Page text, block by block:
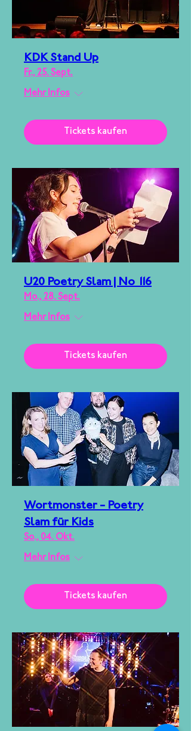
KDK Stand Up
Fr., 25. Sept.
Mehr Infos
Tickets kaufen
U20 Poetry Slam | No 116
Mo., 28. Sept.
Mehr Infos
Tickets kaufen
Wortmonster - Poetry
Slam für Kids
So., 04. Okt.
Mehr Infos
Tickets kaufen